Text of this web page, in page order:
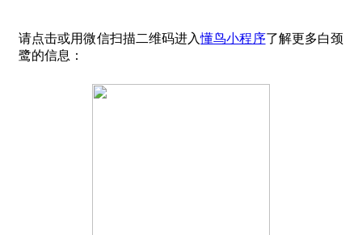
请点击或用微信扫描二维码进入懂鸟小程序了解更多白颈
鹭的信息：